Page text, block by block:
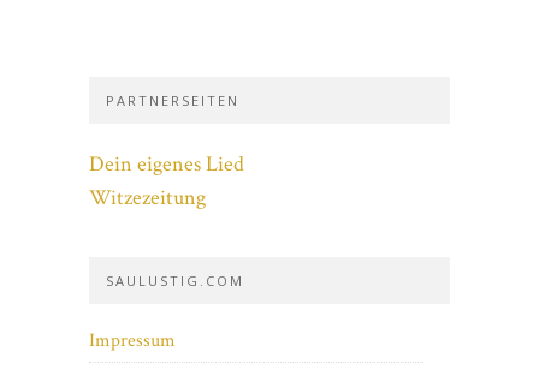
PARTNERSEITEN
Dein eigenes Lied
Witzezeitung
SAULUSTIG.COM
Impressum